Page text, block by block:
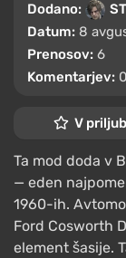
Dodano:
Datum: 8
Prenosov: 6
Komentarjev: 0
V
Ta mod doda v
— eden
1960-ih.
Ford Cosworth
element šasije.